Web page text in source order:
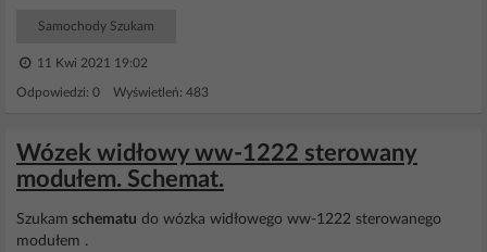
Samochody Szukam
11 Kwi 2021 19:02
Odpowiedzi: 0 Wyświetleń: 483
Wózek widłowy ww-1222 sterowany
modułem. Schemat.
Szukam schematu do wózka widłowego ww-1222 sterowanego
modułem .